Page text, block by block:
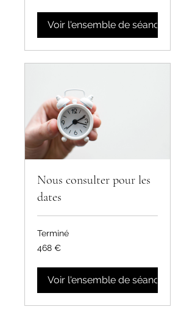
Voir l'ensemble de séances
Nous consulter pour les
dates
Terminé
468
euros
468 €
Voir l'ensemble de séances